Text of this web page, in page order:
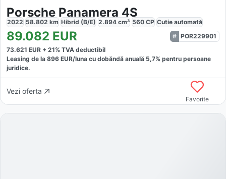
Porsche Panamera 4S
2022 58.802 km Hibrid (B/E) 2.894 cm³ 560 CP Cutie automată
89.082 EUR
POR229901
73.621 EUR + 21% TVA deductibil
Leasing de la 896 EUR/luna cu dobăndă anuală 5,7% pentru persoane
juridice.
Vezi oferta
Favorite